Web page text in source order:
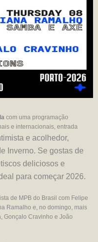
com uma programação
e internacionais, entrada
e acolhedor,
Inverno. Se gostas de
deliciosos e
para começar 2026.
de MPB do Brasil com Felipe
Ramalho e, no domingo, mais
Gonçalo Cravinho e João